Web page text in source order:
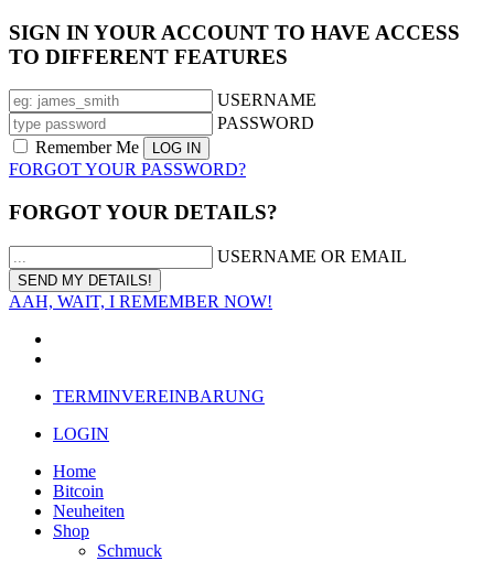
SIGN IN YOUR ACCOUNT TO HAVE ACCESS
TO DIFFERENT FEATURES
USERNAME
PASSWORD
Remember Me
FORGOT YOUR PASSWORD?
FORGOT YOUR DETAILS?
USERNAME OR EMAIL
AAH, WAIT, I REMEMBER NOW!
TERMINVEREINBARUNG
LOGIN
Home
Bitcoin
Neuheiten
Shop
Schmuck